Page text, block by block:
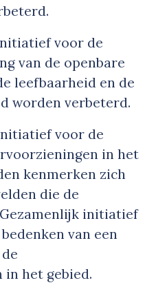
voor de
van de openbare
leefbaarheid en de
worden verbeterd.
voor de
in het
kenmerken zich
die de
initiatief
van een
in het gebied.